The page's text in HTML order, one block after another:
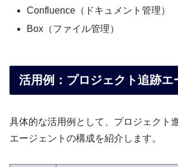
Confluence（ドキュメント管理）
Box（ファイル管理）
活用例：プロジェクト追跡エ
具体的な活用例として、プロジェクト
エージェントの構成を紹介します。